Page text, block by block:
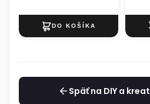
Späť na DIY a